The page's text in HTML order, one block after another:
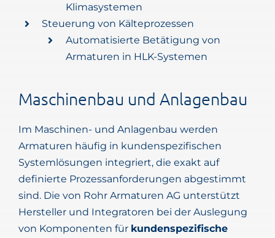
Klimasystemen
Steuerung von Kälteprozessen
Automatisierte Betätigung von
Armaturen in HLK-Systemen
Maschinenbau und Anlagenbau
Im Maschinen- und Anlagenbau werden
Armaturen häufig in kundenspezifischen
Systemlösungen integriert, die exakt auf
definierte Prozessanforderungen abgestimmt
sind. Die von Rohr Armaturen AG unterstützt
Hersteller und Integratoren bei der Auslegung
von Komponenten für kundenspezifische